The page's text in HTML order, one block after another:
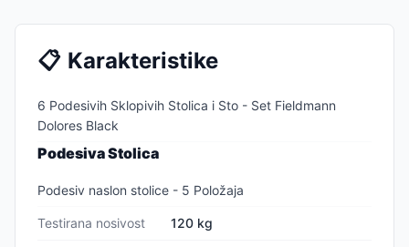
📋 Karakteristike
6 Podesivih Sklopivih Stolica i Sto - Set Fieldmann
Dolores Black
Podesiva Stolica
Podesiv naslon stolice - 5 Položaja
Testirana nosivost 120 kg